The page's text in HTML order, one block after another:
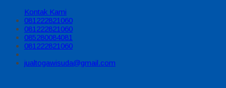
Kontak Kami
081222821060
081222821060
085280084081
081222821060
jualtogawisuda@gmail.com